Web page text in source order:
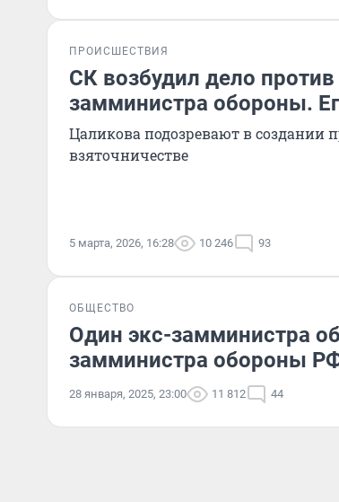
ПРОИСШЕСТВИЯ
СК возбудил дело
замминистра обороны.
Цаликова подозревают в создании
взяточничестве
5 марта, 2026, 16:28 10 246 93
ОБЩЕСТВО
Один экс-замминистра
замминистра обороны
28 января, 2025, 23:00 11 812 44